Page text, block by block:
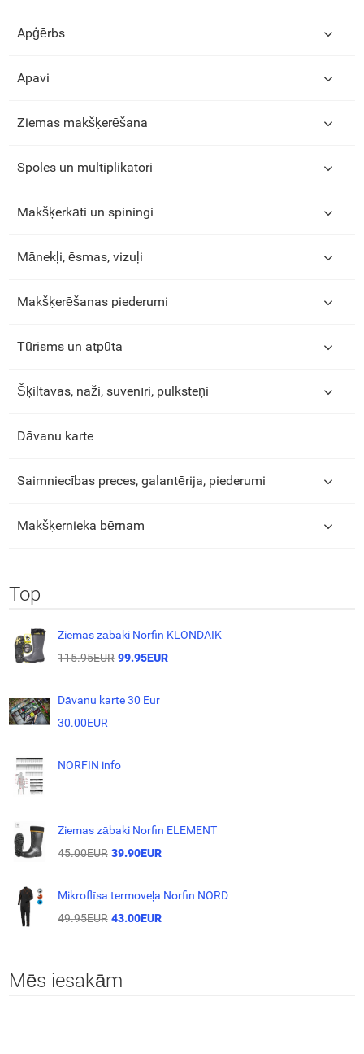
Apģērbs
Apavi
Ziemas makšķerēšana
Spoles un multiplikatori
Makšķerkāti un spiningi
Mānekļi, ēsmas, vizuļi
Makšķerēšanas piederumi
Tūrisms un atpūta
Šķiltavas, naži, suvenīri, pulksteņi
Dāvanu karte
Saimniecības preces, galantērija, piederumi
Makšķernieka bērnam
Top
Ziemas zābaki Norfin KLONDAIK
115.95EUR 99.95EUR
Dāvanu karte 30 Eur
30.00EUR
NORFIN info
Ziemas zābaki Norfin ELEMENT
45.00EUR 39.90EUR
Mikroflīsa termoveļa Norfin NORD
49.95EUR 43.00EUR
Mēs iesakām